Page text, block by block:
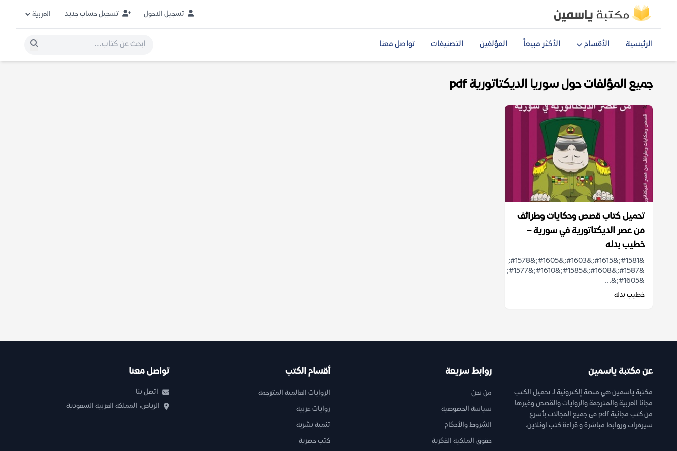
تسجيل الدخول تسجيل حساب جديد
الرئيسية الأقسام الأكثر مبيعاً المؤلفين التصنيفات تواصل معنا
جميع المؤلفات حول سوريا الديكتاتورية pdf
تحميل كتاب قصص وحكايات وطرائف
من عصر الديكتاتورية في سورية –
خطيب بدله
&#1581;&#1615;&#1603;&#1605;&#1578;
&#1587;&#1608;&#1585;&#1610;&#1577;
&#1605;&...
خطيب بدله
عن مكتبة ياسمين
مكتبة ياسمين هي منصة إلكترونية لـ تحميل الكتب
مجانا العربية والمترجمة والروايات والقصص وغيرها
من كتب مجانية pdf فى جميع المجالات بأسرع
سيرفرات وروابط مباشرة و قراءة كتب اونلاين.
روابط سريعة
من نحن
سياسة الخصوصية
الشروط والأحكام
حقوق الملكية الفكرية
أقسام الكتب
الروايات العالمية المترجمة
روايات عربية
تنمية بشرية
كتب حصرية
تواصل معنا
اتصل بنا
الرياض، المملكة العربية السعودية